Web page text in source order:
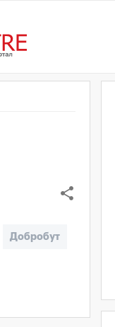
share
Добробут